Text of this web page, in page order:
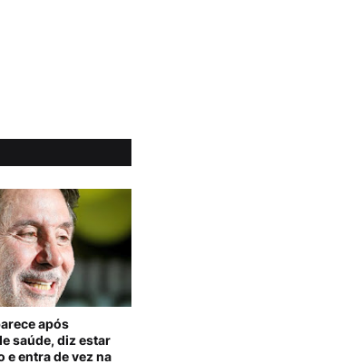
após
saúde, diz estar
e entra de vez na